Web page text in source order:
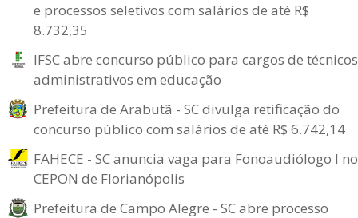
e processos seletivos com salários de até R$
8.732,35
IFSC abre concurso público para cargos de técnicos
administrativos em educação
Prefeitura de Arabutã - SC divulga retificação do
concurso público com salários de até R$ 6.742,14
FAHECE - SC anuncia vaga para Fonoaudiólogo I no
CEPON de Florianópolis
Prefeitura de Campo Alegre - SC abre processo